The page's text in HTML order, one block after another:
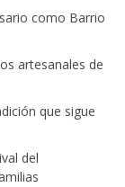
como Barrio
artesanales de
que sigue
del